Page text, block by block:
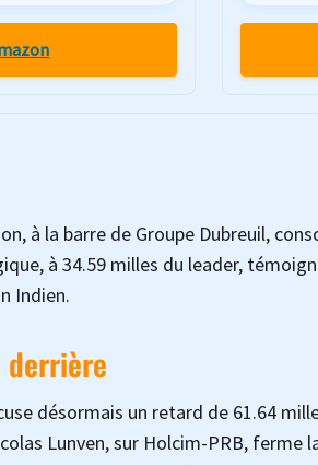
à la barre de Groupe Dubreuil,
à 34.59 milles du leader,
Indien.
derrière
désormais un retard de 61.64
Lunven, sur Holcim-PRB,